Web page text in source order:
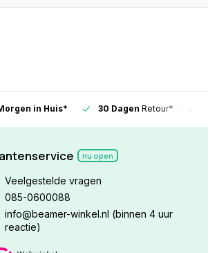
in Huis* 30 Dagen Retour*
nu open
Veelgestelde vragen
085-0600088
info@beamer-winkel.nl (binnen 4 uur
reactie)